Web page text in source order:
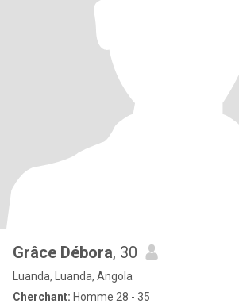
Grâce Débora, 30
Luanda, Luanda, Angola
Cherchant: Homme 28 - 35